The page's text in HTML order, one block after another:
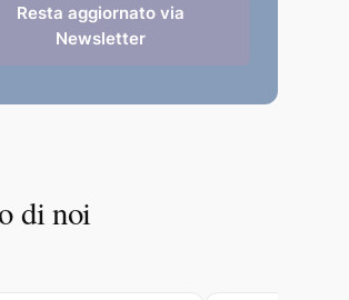
Resta aggiornato via
Newsletter
di noi